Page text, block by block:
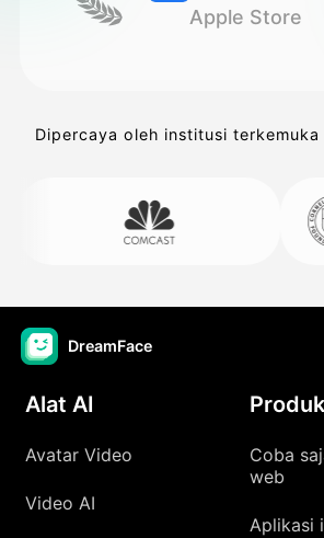
Apple Store
Dipercaya oleh institusi terkemuka
DreamFace
Alat AI
Avatar Video
Video AI
Produk
Coba
web
Aplikasi